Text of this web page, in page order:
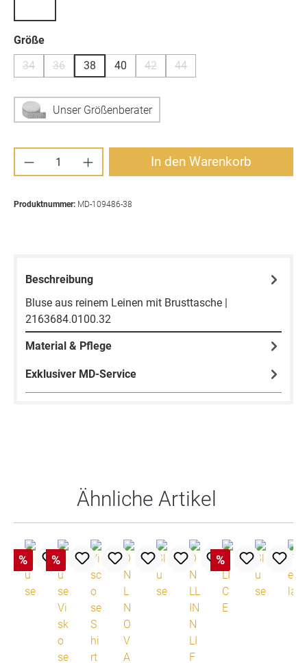
Größeauswählen
34
(Diese Option ist zurzeit nicht verfügbar.)
36
(Diese Option ist zurzeit nicht verfügbar.)
38 40 42 44
Unser Größenberater
Produkt Anzahl: Gib den gewünschten
In den Warenkorb
Produktnummer: MD-109486-38
Beschreibung
Bluse aus reinem Leinen mit Brusttasche |
2163684.0100.32
Material & Pflege
Exklusiver MD-Service
Ähnliche Artikel
% % %